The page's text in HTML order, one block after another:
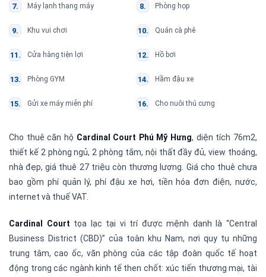
Máy lạnh thang máy Phòng họp
Khu vui chơi Quán cà phê
Cửa hàng tiện lợi Hồ bơi
Phòng GYM Hầm đậu xe
Gửi xe máy miễn phí Cho nuôi thú cưng
Cho thuê căn hộ Cardinal Court Phú Mỹ Hưng, diện tích 76m2,
thiết kế 2 phòng ngủ, 2 phòng tắm, nội thất đầy đủ, view thoáng,
nhà đẹp, giá thuê 27 triệu còn thương lượng. Giá cho thuê chưa
bao gồm phí quản lý, phí đậu xe hơi, tiền hóa đơn điện, nước,
internet và thuế VAT.
Cardinal Court tọa lạc tại vi trí được mệnh danh là “Central
Business District (CBD)” của toàn khu Nam, nơi quy tụ những
trung tâm, cao ốc, văn phòng của các tập đoàn quốc tế hoạt
động trong các ngành kinh tế then chốt: xúc tiến thương mại, tài